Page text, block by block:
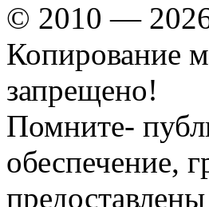
© 2010 —
Копирование
запрещено!
Помните-
обеспечение,